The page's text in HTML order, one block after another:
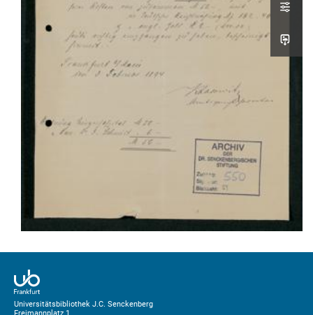
Universitätsbibliothek J.C. Senckenberg
Freimannplatz 1